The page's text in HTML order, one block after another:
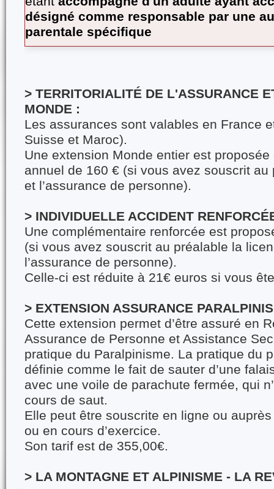
désigné comme responsable par une
parentale spécifique
> TERRITORIALITÉ DE L'ASSURANCE
MONDE :
Les assurances sont valables en France
Suisse et Maroc).
Une extension Monde entier est
annuel de 160 € (si vous avez souscrit
et l’assurance de personne).
> INDIVIDUELLE ACCIDENT
Une complémentaire renforcée est
(si vous avez souscrit au préalable la
l’assurance de personne).
Celle-ci est réduite à 21€ euros si vous
> EXTENSION ASSURANCE
Cette extension permet d’être assuré en
Assurance de Personne et Assistance
pratique du Paralpinisme. La pratique du
définie comme le fait de sauter d’une
avec une voile de parachute fermée, qui
cours de saut.
Elle peut être souscrite en ligne ou
ou en cours d’exercice.
Son tarif est de 355,00€.
> LA MONTAGNE ET ALPINISME - LA